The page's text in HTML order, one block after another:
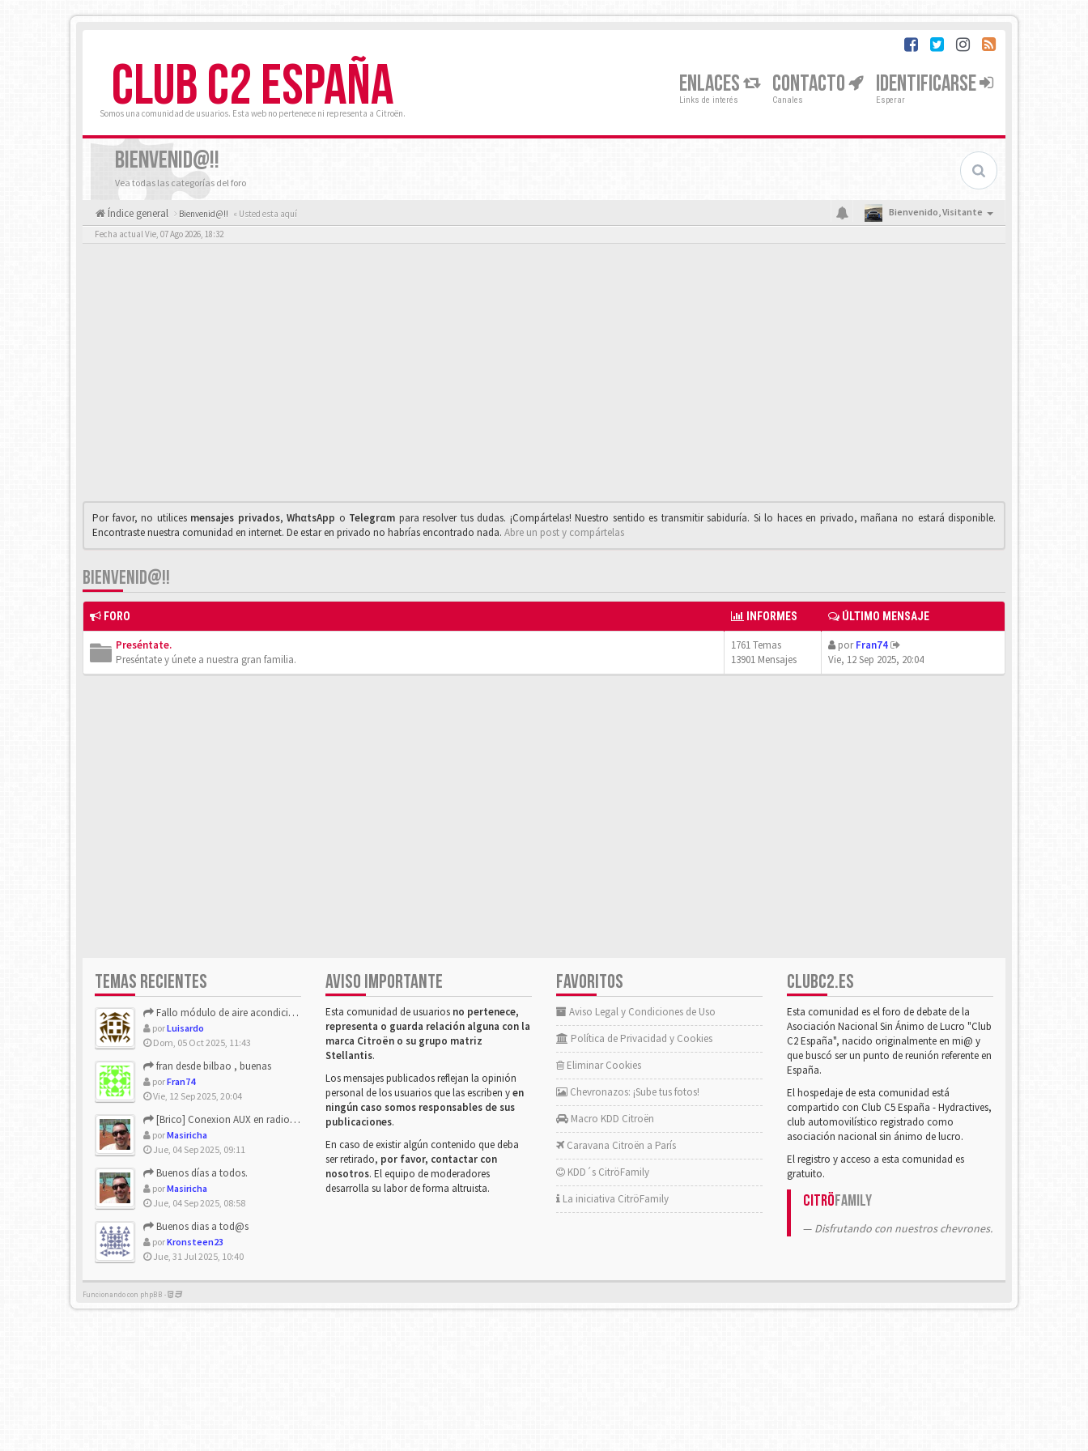
CLUB C2 ESPAÑA
Somos una comunidad de usuarios. Esta web no pertenece ni representa a Citroën.
ENLACES
Links de interés
CONTACTO
Canales
IDENTIFICARSE
Esperar
BIENVENID@!!
Vea todas las categorías del foro
Índice general Bienvenid@!! « Usted esta aquí Bienvenido,Visitante
Fecha actual Vie, 07 Ago 2026, 18:32
Por favor, no utilices mensajes privados,WhαtsApp o Telegrαm para resolver tus dudas. ¡Compártelas! Nuestro sentido es transmitir sabiduría. Si lo haces en privado, mañana no estará disponible.
Encontraste nuestra comunidad en internet. De estar en privado no habrías encontrado nada. Abre un post y compártelas
BIENVENID@!!
FORO INFORMES ÚLTIMO MENSAJE
Preséntate.
Preséntate y únete a nuestra gran familia.
1761 Temas
13901 Mensajes
porFran74
Vie, 12 Sep 2025, 20:04
TEMAS RECIENTES
Fallo módulo de aire acondicionado
porLuisardo
Dom, 05 Oct 2025, 11:43
fran desde bilbao , buenas
porFran74
Vie, 12 Sep 2025, 20:04
[Brico] Conexion AUX en radio de origen
porMasiricha
Jue, 04 Sep 2025, 09:11
Buenos días a todos.
porMasiricha
Jue, 04 Sep 2025, 08:58
Buenos dias a tod@s
porKronsteen23
Jue, 31 Jul 2025, 10:40
AVISO IMPORTANTE
Esta comunidad de usuarios no pertenece,
representa o guarda relación alguna con la
marca Citroën o su grupo matriz
Stellantis.
Los mensajes publicados reflejan la opinión
personal de los usuarios que las escriben yen
ningún caso somos responsables de sus
publicaciones.
En caso de existir algún contenido que deba
ser retirado, por favor, contactar con
nosotros. El equipo de moderadores
desarrolla su labor de forma altruista.
FAVORITOS
Aviso Legal y Condiciones de Uso
Política de Privacidad y Cookies
Eliminar Cookies
Chevronazos: ¡Sube tus fotos!
Macro KDD Citroën
Caravana Citroën a París
KDD´s CitröFamily
La iniciativa CitröFamily
CLUBC2.ES
Esta comunidad es el foro de debate de la
Asociación Nacional Sin Ánimo de Lucro "Club
C2 España", nacido originalmente en mi@ y
que buscó ser un punto de reunión referente en
España.
El hospedaje de esta comunidad está
compartido con Club C5 España - Hydractives,
club automovilístico registrado como
asociación nacional sin ánimo de lucro.
El registro y acceso a esta comunidad es
gratuito.
CitröFamily
Disfrutando con nuestros chevrones.
Funcionando con phpBB -